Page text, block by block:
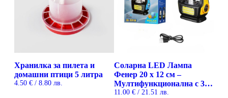
Хранилка за пилета и
домашни птици 5 литра
4.50 € / 8.80 лв.
Соларна LED Лампа
Фенер 20 x 12 см –
Мултифункционална с 3
Режима на Светене – USB
11.00 € / 21.51 лв.